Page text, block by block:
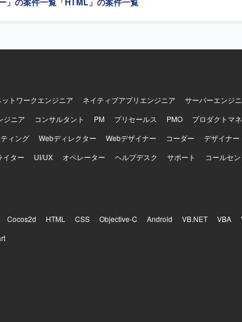
ットワークエンジニア ネイティブアプリエンジニア
サーバーエンジ
ジニア コンサルタント PM プリセールス PMO
プロダクトマ
ィング Webディレクター Webデザイナー コーダー
デザイナー
イター UI/UX オペレーター ヘルプデスク サポート コールセ
Cocos2d HTML CSS Objective-C Android VB.NET VBA